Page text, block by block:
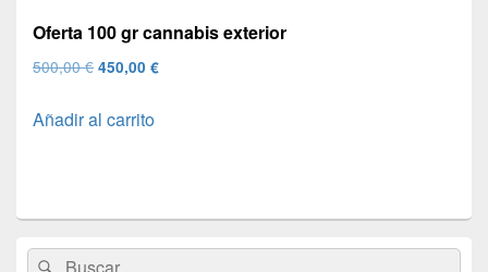
Oferta 100 gr cannabis exterior
500,00€ El
original
450,00 €El
Añadir al carrito
área
BuscarBuscar